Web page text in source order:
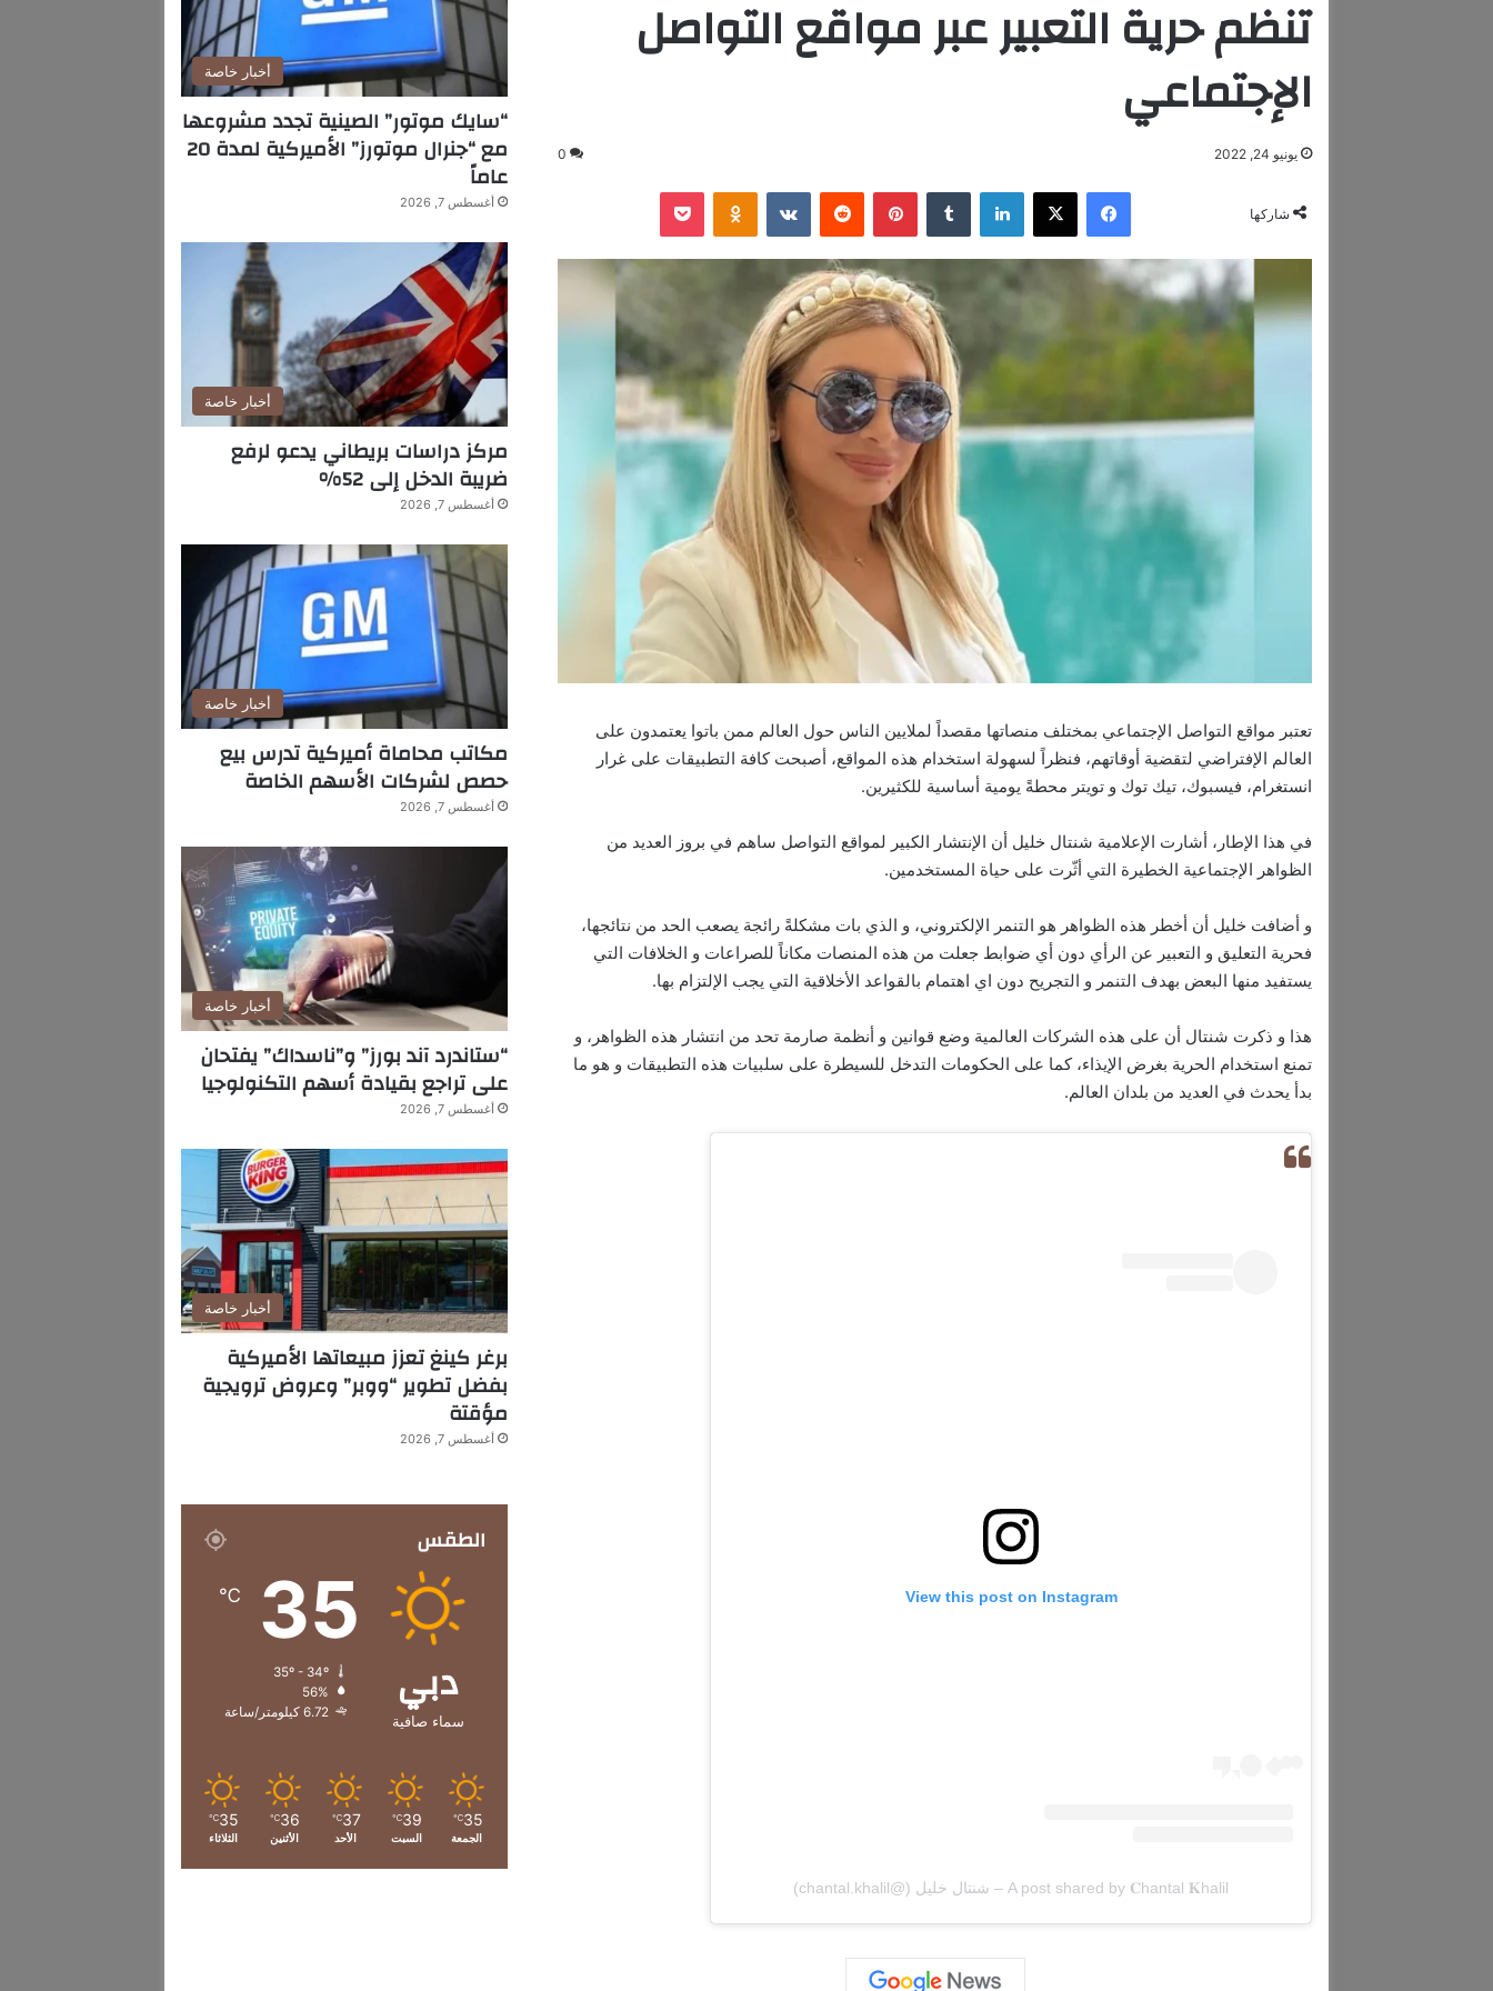
تنظم حرية التعبير عبر مواقع التواصل
الإجتماعي
يونيو 24, 2022 0
شاركها
فيسبوك ‫X لينكدإن ‏Tumblr بينتيريست ‏Reddit
‏VKontakte
Odnoklassniki
‫Pocket
تعتبر مواقع التواصل الإجتماعي بمختلف منصاتها مقصداً لملايين الناس حول العالم ممن باتوا يعتمدون على
العالم الإفتراضي لتقضية أوقاتهم، فنظراً لسهولة استخدام هذه المواقع، أصبحت كافة التطبيقات على غرار
انستغرام، فيسبوك، تيك توك و تويتر محطةً يومية أساسية للكثيرين.
في هذا الإطار، أشارت الإعلامية شنتال خليل أن الإنتشار الكبير لمواقع التواصل ساهم في بروز العديد من
الظواهر الإجتماعية الخطيرة التي أثّرت على حياة المستخدمين.
و أضافت خليل أن أخطر هذه الظواهر هو التنمر الإلكتروني، و الذي بات مشكلةً رائجة يصعب الحد من نتائجها،
فحرية التعليق و التعبير عن الرأي دون أي ضوابط جعلت من هذه المنصات مكاناً للصراعات و الخلافات التي
يستفيد منها البعض بهدف التنمر و التجريح دون اي اهتمام بالقواعد الأخلاقية التي يجب الإلتزام بها.
هذا و ذكرت شنتال أن على هذه الشركات العالمية وضع قوانين و أنظمة صارمة تحد من انتشار هذه الظواهر، و
تمنع استخدام الحرية بغرض الإيذاء، كما على الحكومات التدخل للسيطرة على سلبيات هذه التطبيقات و هو ما
بدأ يحدث في العديد من بلدان العالم.
View this post on Instagram
A post shared by 𝐂hantal 𝐊halil – شنتال خليل (@chantal.khalil)
أخبار خاصة
“سايك موتور” الصينية تجدد مشروعها
مع “جنرال موتورز” الأميركية لمدة 20
عاماً
أغسطس 7, 2026
أخبار خاصة
مركز دراسات بريطاني يدعو لرفع
ضريبة الدخل إلى 52%
أغسطس 7, 2026
أخبار خاصة
مكاتب محاماة أميركية تدرس بيع
حصص لشركات الأسهم الخاصة
أغسطس 7, 2026
أخبار خاصة
“ستاندرد آند بورز” و”ناسداك” يفتحان
على تراجع بقيادة أسهم التكنولوجيا
أغسطس 7, 2026
أخبار خاصة
برغر كينغ تعزز مبيعاتها الأميركية
بفضل تطوير “ووبر” وعروض ترويجية
مؤقتة
أغسطس 7, 2026
الطقس
دبي
سماء صافية
35
℃
56%
6.72 كيلومتر/ساعة
35
℃
الجمعة
39
℃
السبت
37
℃
الأحد
36
℃
الأثنين
35
℃
الثلاثاء